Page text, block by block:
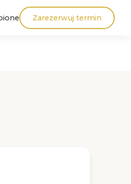
Zarezerwuj termin